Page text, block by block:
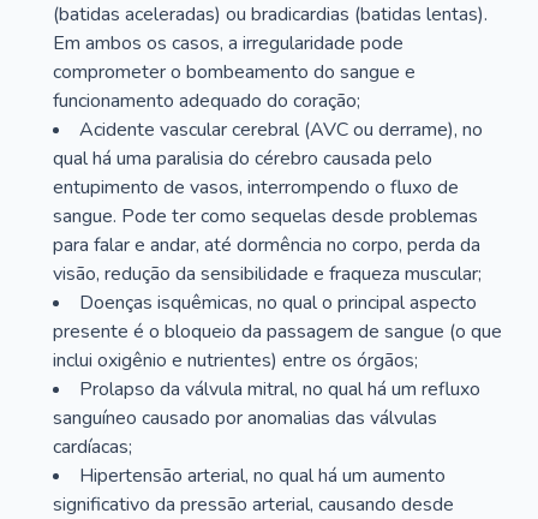
(batidas aceleradas) ou bradicardias (batidas lentas).
Em ambos os casos, a irregularidade pode
comprometer o bombeamento do sangue e
funcionamento adequado do coração;
Acidente vascular cerebral (AVC ou derrame), no
qual há uma paralisia do cérebro causada pelo
entupimento de vasos, interrompendo o fluxo de
sangue. Pode ter como sequelas desde problemas
para falar e andar, até dormência no corpo, perda da
visão, redução da sensibilidade e fraqueza muscular;
Doenças isquêmicas, no qual o principal aspecto
presente é o bloqueio da passagem de sangue (o que
inclui oxigênio e nutrientes) entre os órgãos;
Prolapso da válvula mitral, no qual há um refluxo
sanguíneo causado por anomalias das válvulas
cardíacas;
Hipertensão arterial, no qual há um aumento
significativo da pressão arterial, causando desde